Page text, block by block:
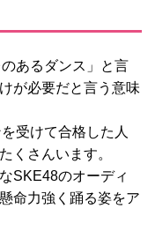
あるダンス」と言
が必要だと言う意味
受けて合格した人
くさんいます。
SKE48のオーディ
命力強く踊る姿をア